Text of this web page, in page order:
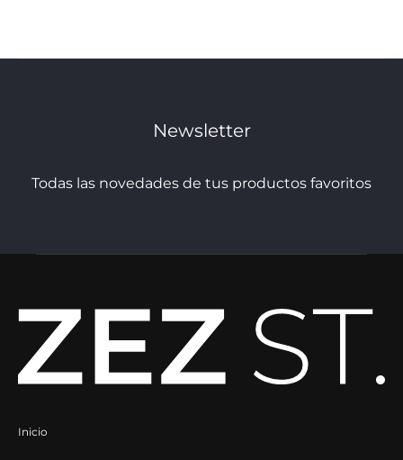
página
producto
Newsletter
Todas las novedades de tus productos favoritos
Inicio